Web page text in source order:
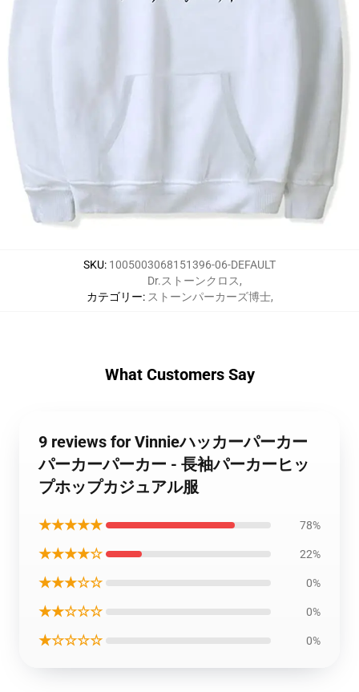
SKU: 1005003068151396-06-DEFAULT
カテゴリー:
Dr.ストーンクロス,
ストーンパーカーズ博士,
What Customers Say
9 reviews for Vinnieハッカーパーカー
パーカーパーカー - 長袖パーカーヒッ
プホップカジュアル服
★★★★★ 78%
★★★★☆ 22%
★★★☆☆ 0%
★★☆☆☆ 0%
★☆☆☆☆ 0%